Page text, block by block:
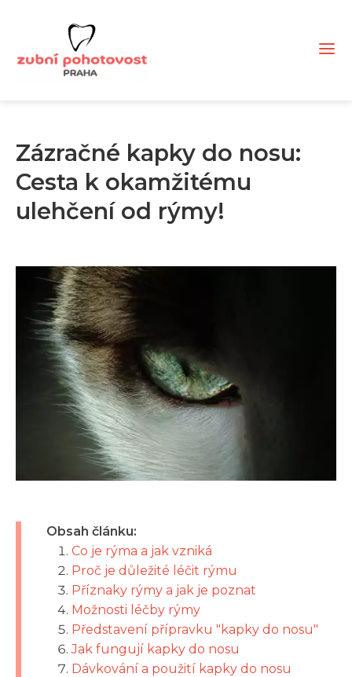
Zázračné kapky do nosu:
Cesta k okamžitému
ulehčení od rýmy!
Obsah článku:
Co je rýma a jak vzniká
Proč je důležité léčit rýmu
Příznaky rýmy a jak je poznat
Možnosti léčby rýmy
Představení přípravku "kapky do nosu"
Jak fungují kapky do nosu
Dávkování a použití kapky do nosu